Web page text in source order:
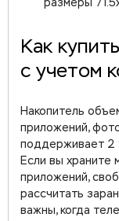
размеры
Как
с учетом
Накопитель
приложений,
поддерживает 2
Если вы храните
приложений,
рассчитать
важны, когда